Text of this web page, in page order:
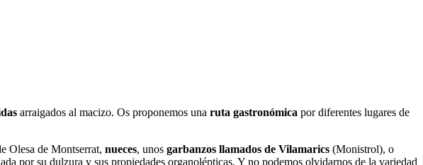
arraigados al macizo. Os proponemos una ruta gastronómica por diferentes lugares de
Olesa de Montserrat, nueces, unos garbanzos llamados de Vilamarics (Monistrol), o
por su dulzura y sus propiedades organolépticas. Y no podemos olvidarnos de la variedad